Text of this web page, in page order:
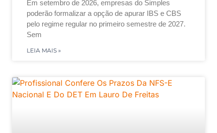
Em setembro de 2026, empresas do Simples
poderão formalizar a opção de apurar IBS e CBS
pelo regime regular no primeiro semestre de 2027.
Sem
LEIA MAIS »